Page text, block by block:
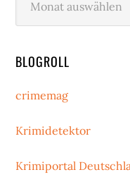
BLOGROLL
crimemag
Krimidetektor
Krimiportal